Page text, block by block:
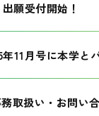
願受付開始！
11月号に本学と
取扱い・お問い